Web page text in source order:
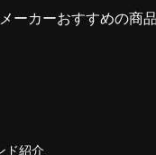
ーカーおすすめの商
ド紹介